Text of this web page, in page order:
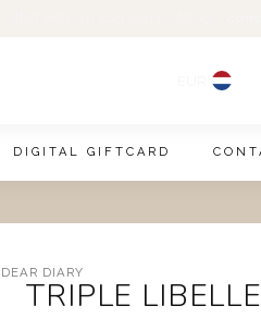
DIGITAL GIFTCARD
DEAR DIARY
TRIPLE